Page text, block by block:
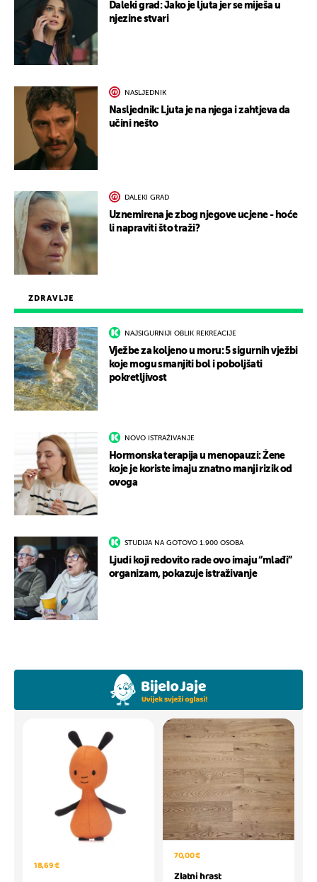
ZDRAVLJE
NAJSIGURNIJI OBLIK REKREACIJE
Vježbe za koljeno u moru: 5 sigurnih vježbi
koje mogu smanjiti bol i poboljšati
pokretljivost
NOVO ISTRAŽIVANJE
Hormonska terapija u menopauzi: Žene
koje je koriste imaju znatno manji rizik od
ovoga
STUDIJA NA GOTOVO 1.900 OSOBA
Ljudi koji redovito rade ovo imaju “mlađi”
organizam, pokazuje istraživanje
Daleki grad: Jako je ljuta jer se miješa u
njezine stvari
NASLJEDNIK
Nasljednik: Ljuta je na njega i zahtjeva da
učini nešto
DALEKI GRAD
Uznemirena je zbog njegove ucjene - hoće
li napraviti što traži?
18,69 €
70,00 €
Zlatni hrast